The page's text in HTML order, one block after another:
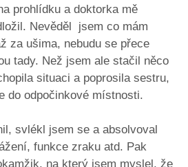
prohlídku a doktorka mě
Nevěděl jsem co mám
za ušima, nebudu se přece
tady. Než jsem ale stačil něco
situaci a poprosila sestru,
do odpočinkové místnosti.
svlékl jsem se a absolvoval
funkce zraku atd. Pak
na který jsem myslel, že